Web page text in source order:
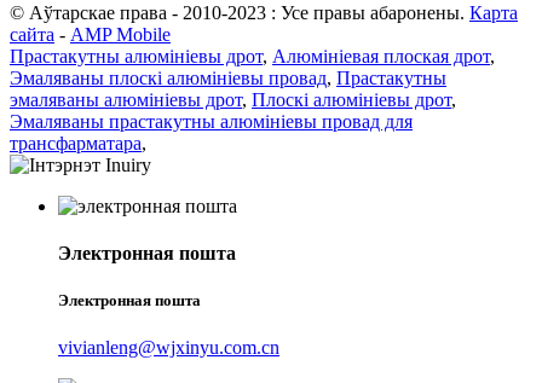
© Аўтарскае права - 2010-2023 : Усе правы абаронены. Карта
сайта - AMP Mobile
Прастакутны алюмініевы дрот, Алюмініевая плоская дрот,
Эмаляваны плоскі алюмініевы провад, Прастакутны
эмаляваны алюмініевы дрот, Плоскі алюмініевы дрот,
Эмаляваны прастакутны алюмініевы провад для
трансфарматара,
Электронная пошта
Электронная пошта
vivianleng@wjxinyu.com.cn